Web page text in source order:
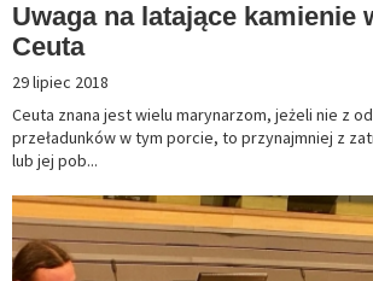
Uwaga na latające kamienie
Ceuta
29 lipiec 2018
Ceuta znana jest wielu marynarzom, jeżeli nie z
przeładunków w tym porcie, to przynajmniej z
lub jej pob...